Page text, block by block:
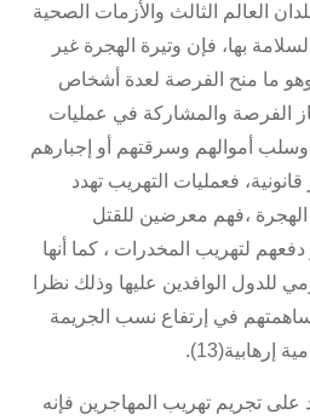
العالم الثالث والأزمات الصحية
بها، فإن وتيرة الهجرة غير
وهو ما منح الفرصة لعدة أشخاص
الفرصة والمشاركة في عمليات
وسلب أموالهم وسرقتهم أو إجبارهم
فعمليات التهريب تهدد
الهجرة ،فهم معرضين للقتل
لتهريب المخدرات ، كما أنها
للدول الوافدين عليها وذلك نظرا
في إرتفاع نسب الجريمة
إرهابية(13).
على تجريم تهريب المهاجرين فإنه